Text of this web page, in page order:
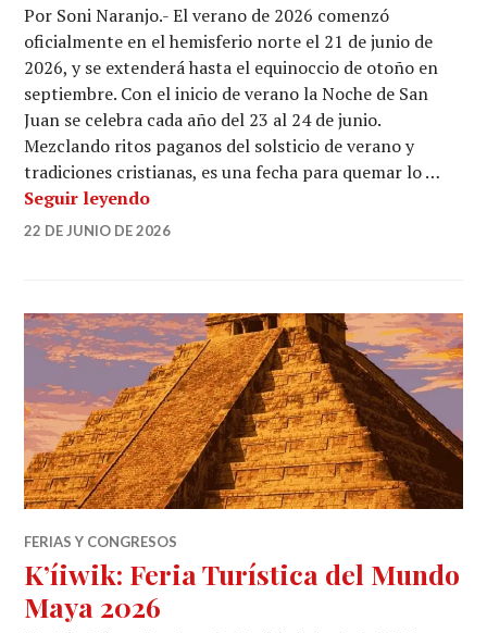
Por Soni Naranjo.- El verano de 2026 comenzó
oficialmente en el hemisferio norte el 21 de junio de
2026, y se extenderá hasta el equinoccio de otoño en
septiembre. Con el inicio de verano la Noche de San
Juan se celebra cada año del 23 al 24 de junio.
Mezclando ritos paganos del solsticio de verano y
tradiciones cristianas, es una fecha para quemar lo …
Seguir leyendoLa Noche de San Juan
22 DE JUNIO DE 2026
FERIAS Y CONGRESOS
K’íiwik: Feria Turística del Mundo
Maya 2026